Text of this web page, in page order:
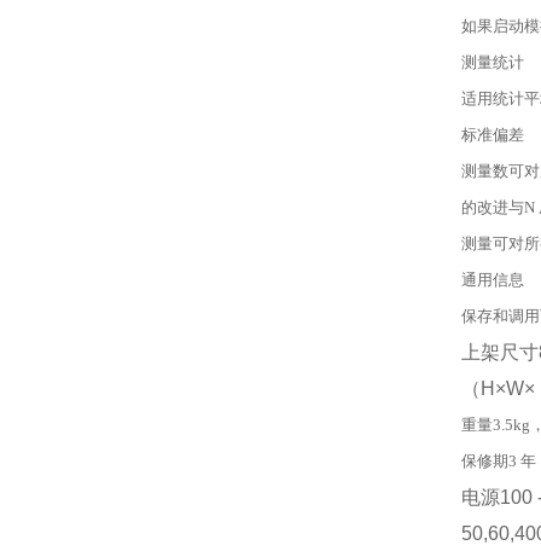
如果启动
测量统计
适用统计
标准偏差
测量数可
的改进与N
测量可对
通用信息
保存和调
上架尺
（H ×W×
重量3.5kg
保修期3 年
电源100